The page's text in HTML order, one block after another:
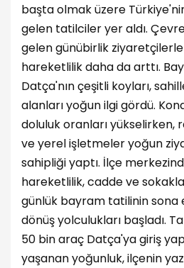
başta olmak üzere
gelen tatilciler yer aldı.
gelen günübirlik
hareketlilik daha da arttı.
Datça'nın çeşitli koyları,
alanları yoğun ilgi gördü.
doluluk oranları
ve yerel işletmeler yoğun
sahipliği yaptı. İlçe
hareketlilik, cadde ve
günlük bayram tatilinin sona
dönüş yolculukları başladı.
50 bin araç Datça'ya giriş
yaşanan yoğunluk, ilçenin